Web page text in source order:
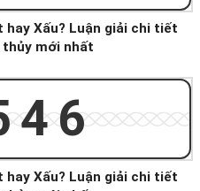
hay Xấu? Luận giải chi tiết
mới nhất
hay Xấu? Luận giải chi tiết